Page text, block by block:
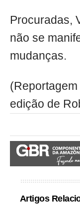
Procuradas,
não se
mudanças.
edição de
Artigos